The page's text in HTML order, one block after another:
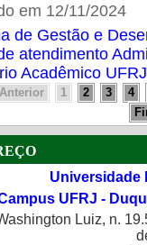
em 12/11/2024
de Gestão e
atendimento
Acadêmico
Anterior 1 2 3
4
Universidade
UFRJ -
Luiz, n.